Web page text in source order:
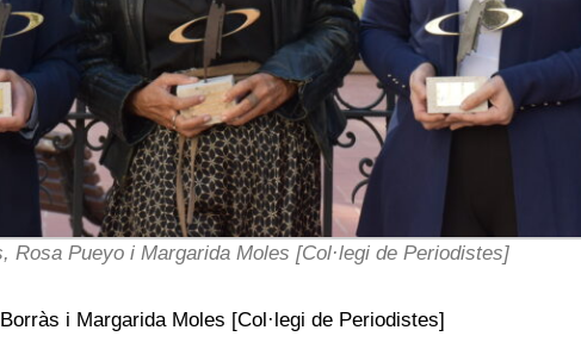
Rosa Pueyo i Margarida Moles [Col·legi de Periodistes]
i Margarida Moles [Col·legi de Periodistes]